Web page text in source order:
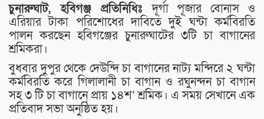
চুনারুঘাট, হবিগঞ্জ প্রতিনিধিঃদূর্গা পূজার বোনাস ও
এরিয়ার টাকা পরিশোধের দাবিতে দুই ঘন্টা কর্মবিরতি
পালন করছেন হবিগঞ্জের চুনারুঘাটের ৩টি চা বাগানের
শ্রমিকরা।
বুধবার দুপুর থেকে দেউন্দি চা বাগানের নাট্য মন্দিরে ২ ঘন্টা
কর্মবিরতি করে গিলালানী চা বাগান ও রঘুনন্দন চা বাগান
সহ ৩ টি চা বাগানে প্রায় ১৪শ’ শ্রমিক। এ সময় সেখানে এক
প্রতিবাদ সভা অনুষ্ঠিত হয়।